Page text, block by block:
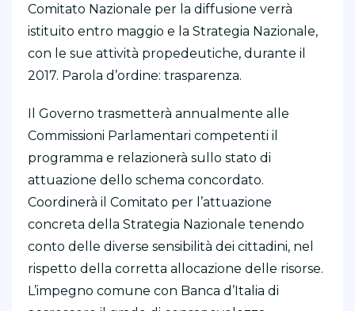
Comitato Nazionale per la diffusione verrà
istituito entro maggio e la Strategia Nazionale,
con le sue attività propedeutiche, durante il
2017. Parola d’ordine: trasparenza.
Il Governo trasmetterà annualmente alle
Commissioni Parlamentari competenti il
programma e relazionerà sullo stato di
attuazione dello schema concordato.
Coordinerà il Comitato per l’attuazione
concreta della Strategia Nazionale tenendo
conto delle diverse sensibilità dei cittadini, nel
rispetto della corretta allocazione delle risorse.
L’impegno comune con Banca d’Italia di